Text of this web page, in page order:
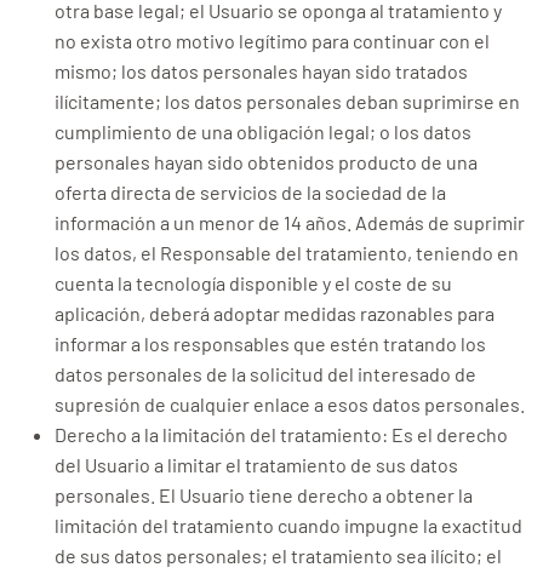
otra base legal; el Usuario se oponga al tratamiento y
no exista otro motivo legítimo para continuar con el
mismo; los datos personales hayan sido tratados
ilícitamente; los datos personales deban suprimirse en
cumplimiento de una obligación legal; o los datos
personales hayan sido obtenidos producto de una
oferta directa de servicios de la sociedad de la
información a un menor de 14 años. Además de suprimir
los datos, el Responsable del tratamiento, teniendo en
cuenta la tecnología disponible y el coste de su
aplicación, deberá adoptar medidas razonables para
informar a los responsables que estén tratando los
datos personales de la solicitud del interesado de
supresión de cualquier enlace a esos datos personales.
Derecho a la limitación del tratamiento: Es el derecho
del Usuario a limitar el tratamiento de sus datos
personales. El Usuario tiene derecho a obtener la
limitación del tratamiento cuando impugne la exactitud
de sus datos personales; el tratamiento sea ilícito; el